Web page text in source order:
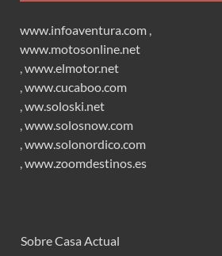
www.infoaventura.com
www.motosonline.net
www.elmotor.net
www.cucaboo.com
ww.soloski.net
www.solosnow.com
www.solonordico.com
www.zoomdestinos.es
Sobre Casa Actual